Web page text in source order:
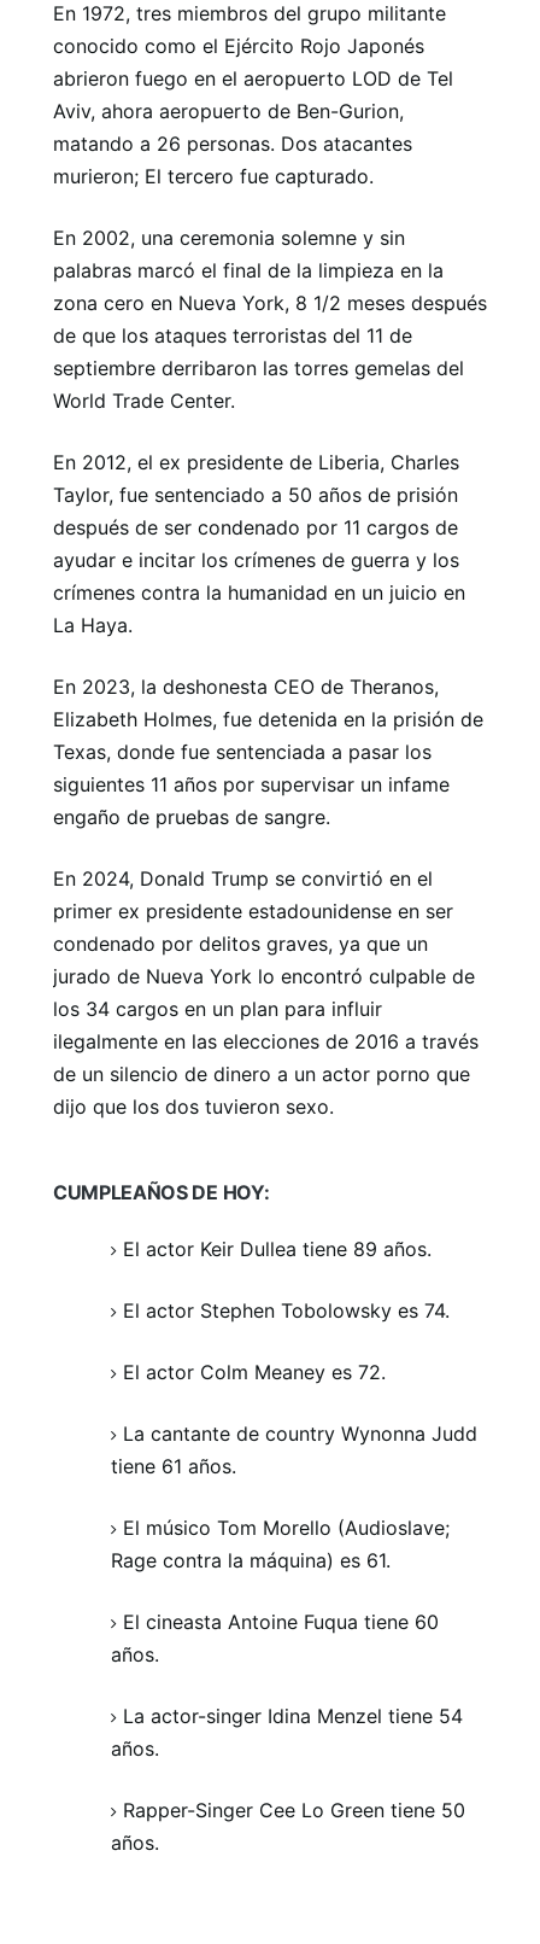
En 1972, tres miembros del grupo militante
conocido como el Ejército Rojo Japonés
abrieron fuego en el aeropuerto LOD de Tel
Aviv, ahora aeropuerto de Ben-Gurion,
matando a 26 personas. Dos atacantes
murieron; El tercero fue capturado.
En 2002, una ceremonia solemne y sin
palabras marcó el final de la limpieza en la
zona cero en Nueva York, 8 1/2 meses después
de que los ataques terroristas del 11 de
septiembre derribaron las torres gemelas del
World Trade Center.
En 2012, el ex presidente de Liberia, Charles
Taylor, fue sentenciado a 50 años de prisión
después de ser condenado por 11 cargos de
ayudar e incitar los crímenes de guerra y los
crímenes contra la humanidad en un juicio en
La Haya.
En 2023, la deshonesta CEO de Theranos,
Elizabeth Holmes, fue detenida en la prisión de
Texas, donde fue sentenciada a pasar los
siguientes 11 años por supervisar un infame
engaño de pruebas de sangre.
En 2024, Donald Trump se convirtió en el
primer ex presidente estadounidense en ser
condenado por delitos graves, ya que un
jurado de Nueva York lo encontró culpable de
los 34 cargos en un plan para influir
ilegalmente en las elecciones de 2016 a través
de un silencio de dinero a un actor porno que
dijo que los dos tuvieron sexo.
CUMPLEAÑOS DE HOY:
El actor Keir Dullea tiene 89 años.
El actor Stephen Tobolowsky es 74.
El actor Colm Meaney es 72.
La cantante de country Wynonna Judd
tiene 61 años.
El músico Tom Morello (Audioslave;
Rage contra la máquina) es 61.
El cineasta Antoine Fuqua tiene 60
años.
La actor-singer Idina Menzel tiene 54
años.
Rapper-Singer Cee Lo Green tiene 50
años.